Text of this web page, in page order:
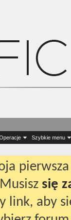
Szybkie menu
Forum Regulamin
się
link, aby